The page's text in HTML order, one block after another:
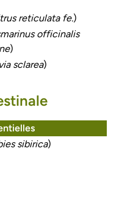
reticulata fe.)
officinalis
)
sclarea)
sibirica)